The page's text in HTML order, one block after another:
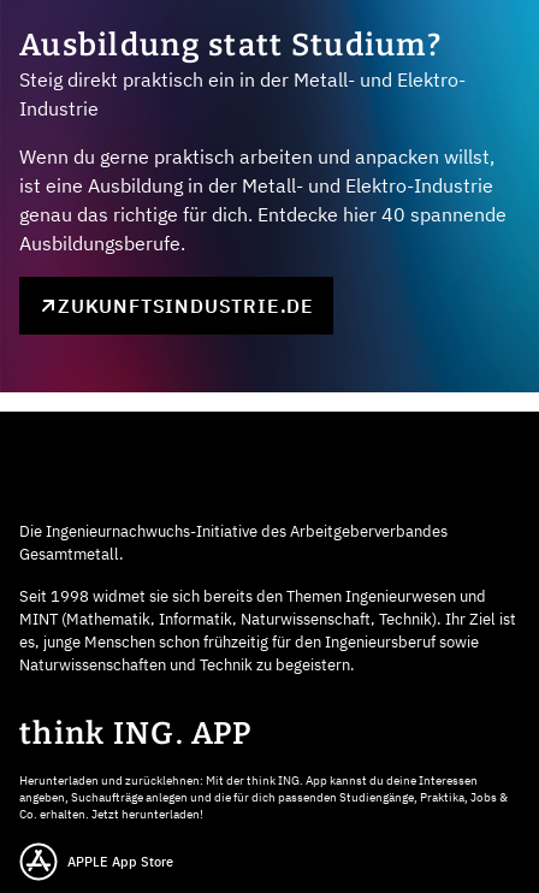
Ausbildung statt Studium?
Steig direkt praktisch ein in der Metall- und Elektro-
Industrie
Wenn du gerne praktisch arbeiten und anpacken willst,
ist eine Ausbildung in der Metall- und Elektro-Industrie
genau das richtige für dich. Entdecke hier 40 spannende
Ausbildungsberufe.
ZUKUNFTSINDUSTRIE.DE
Die Ingenieurnachwuchs-Initiative des Arbeitgeberverbandes
Gesamtmetall.
Seit 1998 widmet sie sich bereits den Themen Ingenieurwesen und
MINT (Mathematik, Informatik, Naturwissenschaft, Technik). Ihr Ziel ist
es, junge Menschen schon frühzeitig für den Ingenieursberuf sowie
Naturwissenschaften und Technik zu begeistern.
think ING. APP
Herunterladen und zurücklehnen: Mit der think ING. App kannst du deine Interessen
angeben, Suchaufträge anlegen und die für dich passenden Studiengänge, Praktika, Jobs &
Co. erhalten. Jetzt herunterladen!
APPLE App Store